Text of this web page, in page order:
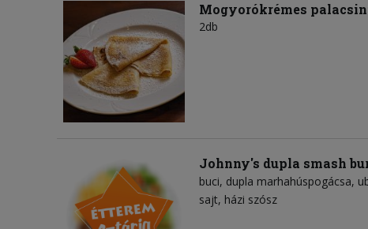
Mogyorókrémes
2db
Johnny's dupla smash
buci dupla marhahúspogácsa
sajt házi szósz